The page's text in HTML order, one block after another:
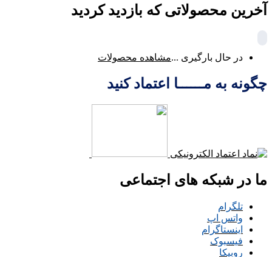
آخرین محصولاتی که بازدید کردید
در حال بارگیری ...مشاهده محصولات
چگونه به مــــــا اعتماد کنید
ما در شبکه های اجتماعی
تلگرام
واتس اپ
اینستاگرام
فیسبوک
روبیکا